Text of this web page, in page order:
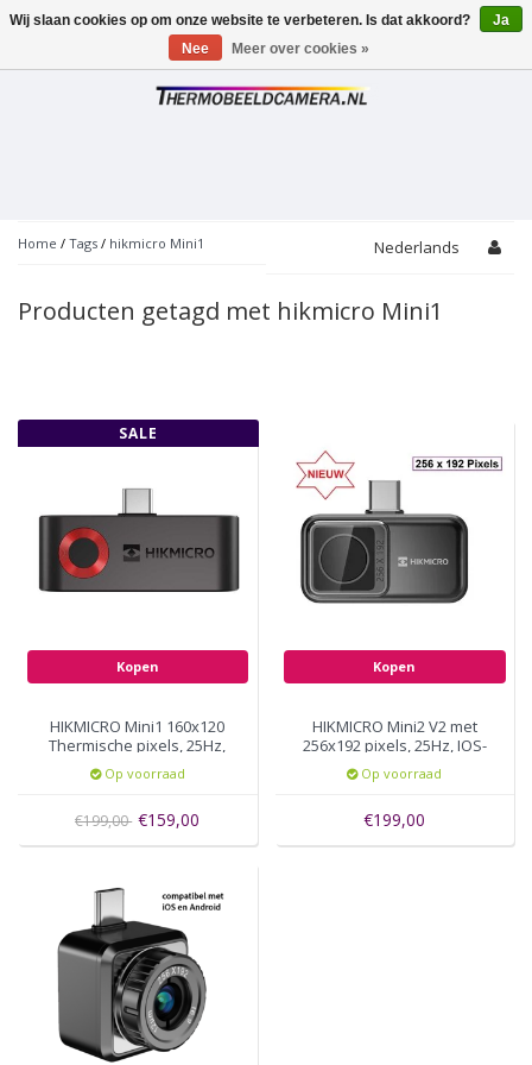
Toggle
Home / Tags / hikmicro Mini1 Nederlands
Producten getagd met hikmicro Mini1
SALE
Kopen
HIKMICRO Mini1 160x120
Thermische pixels, 25Hz,
Op voorraad
€199,00 €159,00
Kopen
HIKMICRO Mini2 V2 met
256x192 pixels, 25Hz, IOS-
Android
Op voorraad
€199,00
Wij slaan cookies op om onze website te verbeteren. Is dat akkoord?
Ja
Nee
Meer over cookies »